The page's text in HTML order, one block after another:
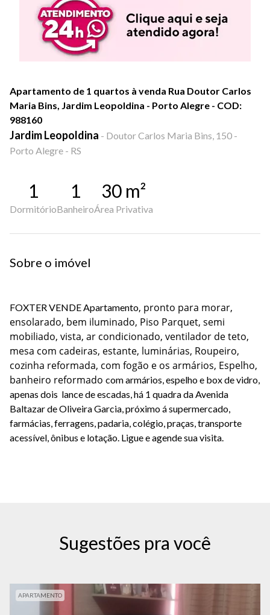
Apartamento de 1 quartos à venda Rua Doutor Carlos
Maria Bins, Jardim Leopoldina - Porto Alegre - COD:
988160
Jardim Leopoldina - Doutor Carlos Maria Bins, 150 -
Porto Alegre - RS
1
Dormitório
1
Banheiro
30 m²
Área Privativa
Sobre o imóvel
FOXTER VENDE Apartamento, pronto para morar,
ensolarado, bem iluminado, Piso Parquet, semi
mobiliado, vista, ar condicionado, ventilador de teto,
mesa com cadeiras, estante, luminárias, Roupeiro,
cozinha reformada, com fogão e os armários, Espelho,
banheiro reformado com armários, espelho e box de vidro,
apenas dois lance de escadas, há 1 quadra da Avenida
Baltazar de Oliveira Garcia, próximo á supermercado,
farmácias, ferragens, padaria, colégio, praças, transporte
acessível, ônibus e lotação. Ligue e agende sua visita.
Sugestões pra você
APARTAMENTO